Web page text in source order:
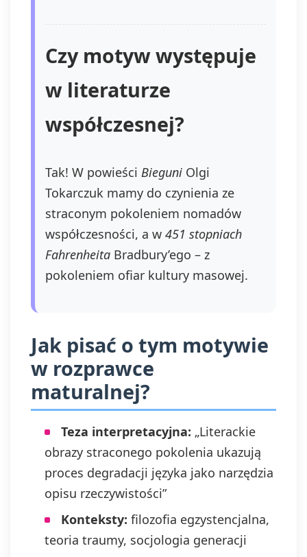
Czy motyw występuje
w literaturze
współczesnej?
Tak! W powieści Bieguni Olgi
Tokarczuk mamy do czynienia ze
straconym pokoleniem nomadów
współczesności, a w 451 stopniach
Fahrenheita Bradbury’ego – z
pokoleniem ofiar kultury masowej.
Jak pisać o tym motywie
w rozprawce
maturalnej?
Teza interpretacyjna: „Literackie
obrazy straconego pokolenia ukazują
proces degradacji języka jako narzędzia
opisu rzeczywistości”
Konteksty: filozofia egzystencjalna,
teoria traumy, socjologia generacji